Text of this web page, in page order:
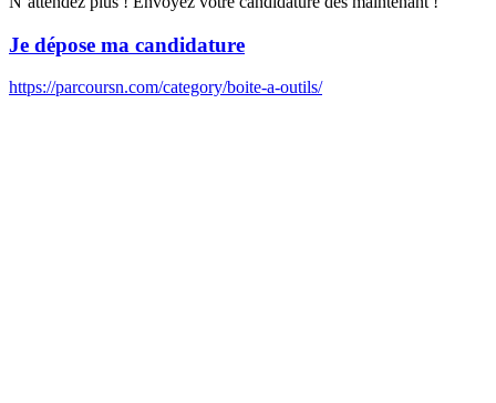
Je dépose ma candidature
https://parcoursn.com/category/boite-a-outils/